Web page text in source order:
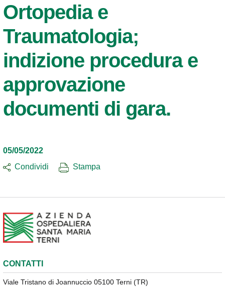
Ortopedia e
Traumatologia;
indizione procedura e
approvazione
documenti di gara.
05/05/2022
Condividi
Stampa
CONTATTI
Viale Tristano di Joannuccio 05100 Terni (TR)